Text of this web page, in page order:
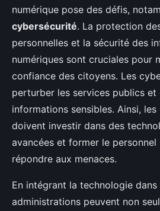
numérique pose des défis,
cybersécurité. La protection
personnelles et la sécurité des
numériques sont cruciales pour
confiance des citoyens. Les
perturber les services publics
informations sensibles. Ainsi,
doivent investir dans des
avancées et former le
répondre aux menaces.
En intégrant la technologie
administrations peuvent non